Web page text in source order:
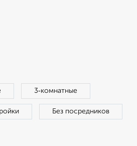
3‑комнатные
Без посредников